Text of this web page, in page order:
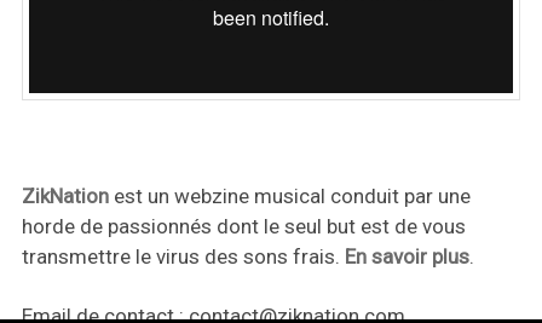
ZikNationest un webzine musical conduit par une
horde de passionnés dont le seul but est de vous
transmettre le virus des sons frais. En savoir plus.
Email de contact :contact@ziknation.com